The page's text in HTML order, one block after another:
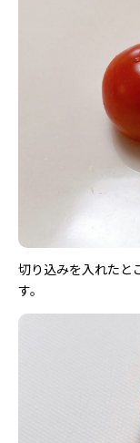
切り込みを入れたと
す。